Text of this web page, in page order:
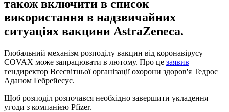
також включити в список
використання в надзвичайних
ситуаціях вакцини AstraZeneca.
Глобальний механізм розподілу вакцин від коронавірусу
COVAX може запрацювати в лютому. Про це заявив
гендиректор Всесвітньої організації охорони здоров'я Тедрос
Аданом Гебрейесус.
Щоб розподіл розпочався необхідно завершити укладення
угоди з компанією Pfizer.